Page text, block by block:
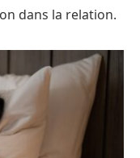
dans la relation.